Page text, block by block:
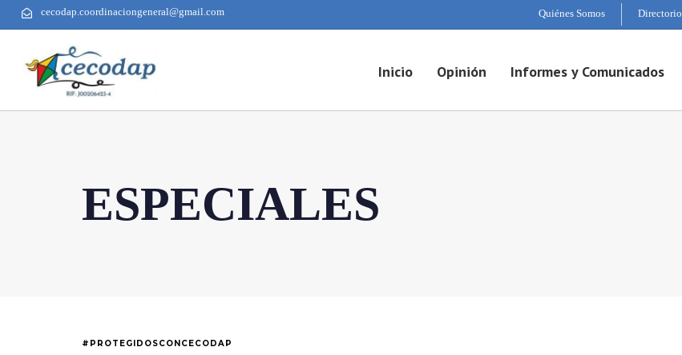
cecodap.coordinaciongeneral@gmail.com Quiénes Somos Directorio
Inicio Opinión Informes y Comunicados
ESPECIALES
#PROTEGIDOSCONCECODAP